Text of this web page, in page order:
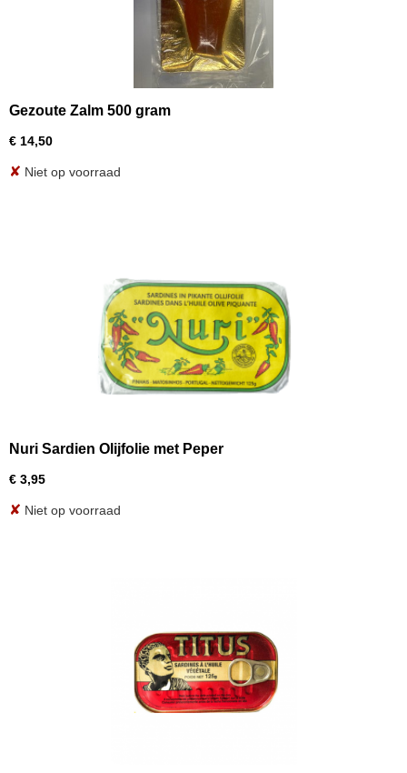
Gezoute Zalm 500 gram
€ 14,50
✘ Niet op voorraad
Nuri Sardien Olijfolie met Peper
€ 3,95
✘ Niet op voorraad